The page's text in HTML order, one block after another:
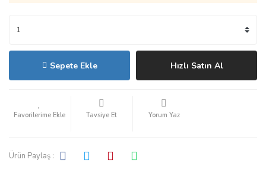
Sepete Ekle Hızlı Satın Al
Tavsiye Et Yorum Yaz
Ürün Paylaş :